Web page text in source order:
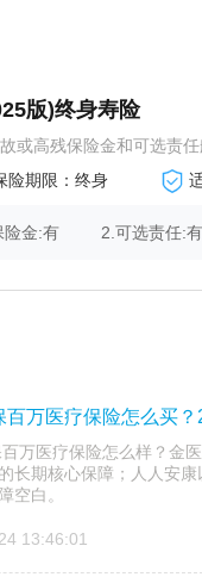
版)终身寿险
或高残保险金和可选责
险期限：终身
险金:有 2.可选责任:有
百万医疗保险怎么买
万医疗保险怎么样？金
长期核心保障；人人安
空白。
13:46:01